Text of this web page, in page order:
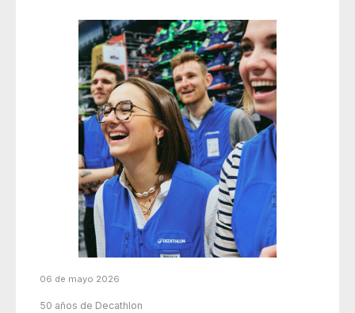
06 de mayo 2026
50 años de Decathlon